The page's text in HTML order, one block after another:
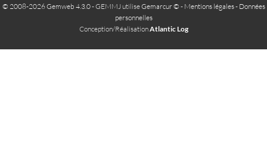
© 2008-2026 Gemweb 4.3.0- GEMMJ utiliseGemarcur © - Mentions légales- Données
personnelles
Conception/RéalisationAtlantic Log